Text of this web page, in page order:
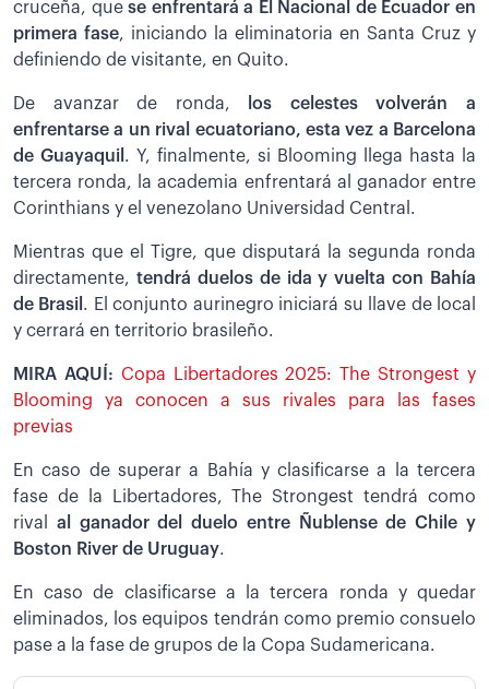
cruceña, quese enfrentará a El Nacional de Ecuador en
primera fase, iniciando la eliminatoria en Santa Cruz y
definiendo de visitante, en Quito.
De avanzar de ronda,
los celestes volverán a
enfrentarse a un rival ecuatoriano, esta vez a Barcelona
de Guayaquil . Y, finalmente, si Blooming llega hasta la
tercera ronda, la academia enfrentará al ganador entre
Corinthians y el venezolano Universidad Central.
Mientras que el Tigre, que disputará la segunda ronda
directamente, tendrá duelos de ida y vuelta con Bahía
de Brasil . El conjunto aurinegro iniciará su llave de local
y cerrará en territorio brasileño.
MIRA AQUÍ: Copa Libertadores 2025: The Strongest y
Blooming ya conocen a sus rivales para las fases
previas
En caso de superar a Bahía y clasificarse a la tercera
fase de la Libertadores, The Strongest tendrá como
rival al ganador del duelo entre Ñublense de Chile y
Boston River de Uruguay.
En caso de clasificarse a la tercera ronda y quedar
eliminados, los equipos tendrán como premio consuelo
pase a la fase de grupos de la Copa Sudamericana.